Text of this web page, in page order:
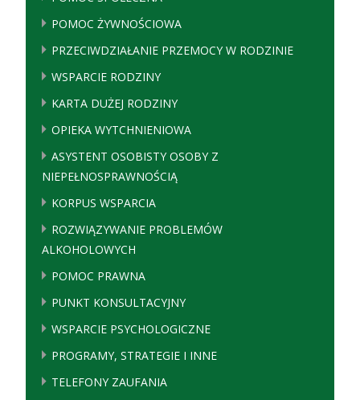
POMOC ŻYWNOŚCIOWA
PRZECIWDZIAŁANIE PRZEMOCY W RODZINIE
WSPARCIE RODZINY
KARTA DUŻEJ RODZINY
OPIEKA WYTCHNIENIOWA
ASYSTENT OSOBISTY OSOBY Z
NIEPEŁNOSPRAWNOŚCIĄ
KORPUS WSPARCIA
ROZWIĄZYWANIE PROBLEMÓW
ALKOHOLOWYCH
POMOC PRAWNA
PUNKT KONSULTACYJNY
WSPARCIE PSYCHOLOGICZNE
PROGRAMY, STRATEGIE I INNE
TELEFONY ZAUFANIA